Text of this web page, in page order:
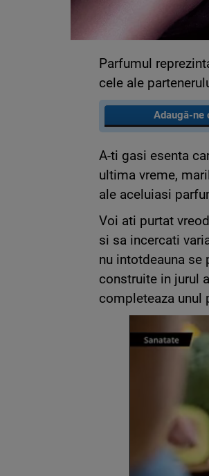
Parfumul
cele ale
Adaugă-ne
A-ti gasi esenta
ultima vreme,
ale aceluiasi
Voi ati purtat
si sa incercati
nu intotdeauna se
construite in jurul
completeaza unul